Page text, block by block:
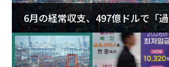
6月の経常収支、497億ドルで「
が初の1000億ドル突破